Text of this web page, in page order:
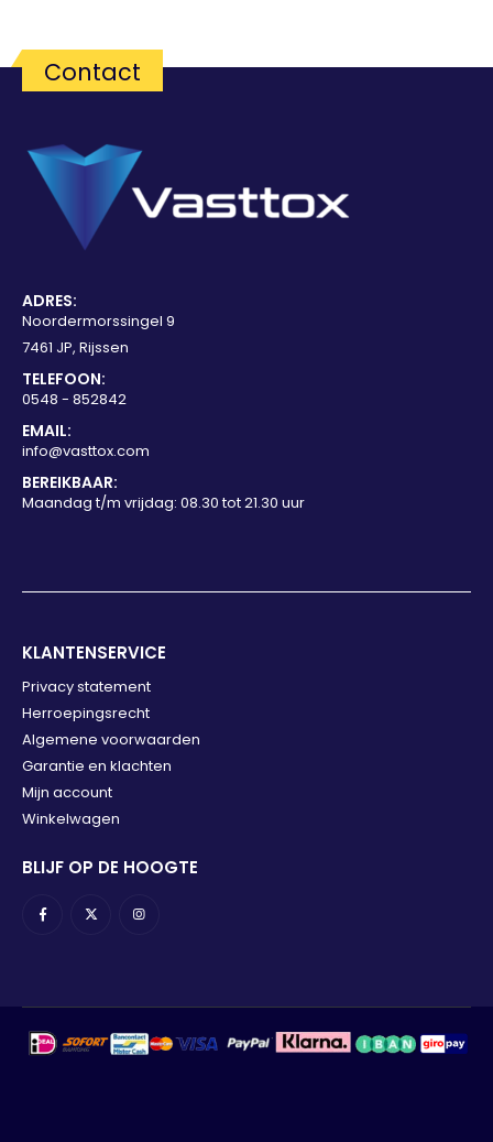
Contact
ADRES:
Noordermorssingel 9
7461 JP, Rijssen
TELEFOON:
0548 - 852842
EMAIL:
info@vasttox.com
BEREIKBAAR:
Maandag t/m vrijdag: 08.30 tot 21.30 uur
KLANTENSERVICE
Privacy statement
Herroepingsrecht
Algemene voorwaarden
Garantie en klachten
Mijn account
Winkelwagen
BLIJF OP DE HOOGTE